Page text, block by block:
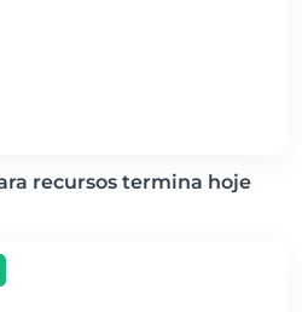
recursos termina hoje